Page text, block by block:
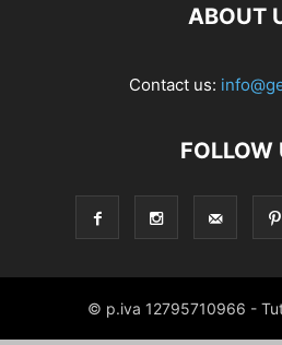
ABOUT
Contact us:
FOLLOW
© p.iva 12795710966 -